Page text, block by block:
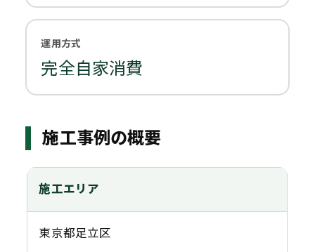
運用方式
完全自家消費
施工事例の概要
施工エリア
東京都足立区